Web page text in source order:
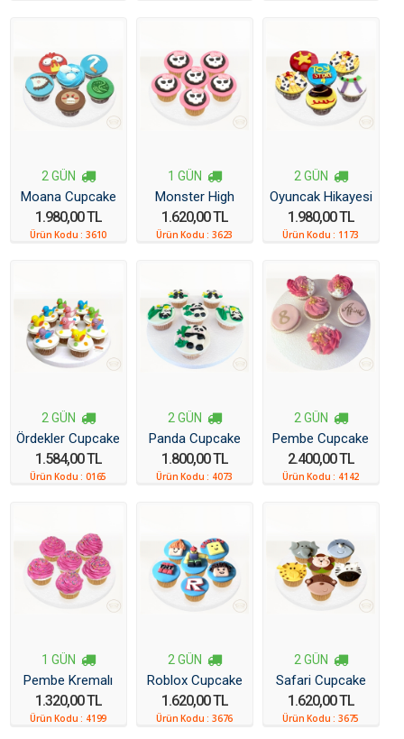
2 GÜN
Moana Cupcake
1.980,00 TL
Ürün Kodu :3610
1 GÜN
Monster High
Cupcake
1.620,00 TL
Ürün Kodu :3623
2 GÜN
Oyuncak Hikayesi
Cupcake
1.980,00 TL
Ürün Kodu : 1173
2 GÜN
Ördekler Cupcake
1.584,00 TL
Ürün Kodu :0165
2 GÜN
Panda Cupcake
1.800,00 TL
Ürün Kodu : 4073
2 GÜN
Pembe Cupcake
2.400,00 TL
Ürün Kodu : 4142
1 GÜN
Pembe Kremalı
Cupcake
1.320,00 TL
Ürün Kodu : 4199
2 GÜN
Roblox Cupcake
1.620,00 TL
Ürün Kodu :3676
2 GÜN
Safari Cupcake
1.620,00 TL
Ürün Kodu :3675